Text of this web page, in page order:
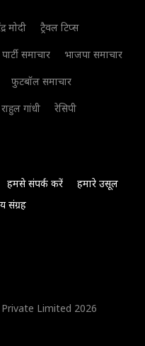
मोदी
ट्रैवल टिप्स
समाचार
भाजपा समाचार
फुटबॉल समाचार
राहुल गांधी
रेसिपी
हमसे संपर्क करें
हमारे उसूल
संग्रह
Limited 2026